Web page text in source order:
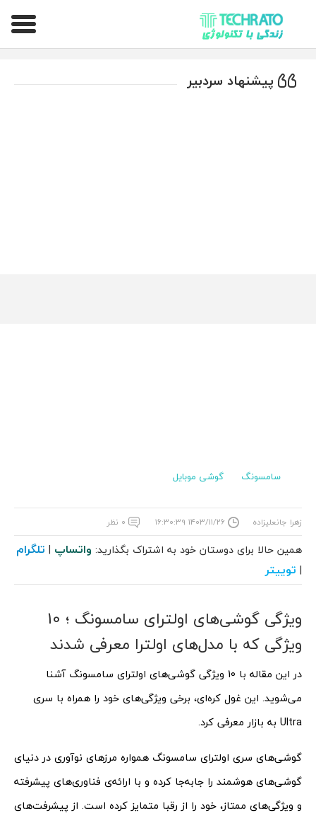
تکراتو – زندگی با تکنولوژی
پیشنهاد سردبیر
سامسونگ گوشی موبایل
زهرا جانعلیزاده ۱۴۰۳/۱۱/۲۶ ۱۶:۳۰:۳۹ ۰ نظر
همین حالا برای دوستان خود به اشتراک بگذارید: واتساپ | تلگرام
| توییتر
ویژگی گوشی‌های اولترای سامسونگ ؛ 10
ویژگی که با مدل‌های اولترا معرفی شدند
در این مقاله با 10 ویژگی گوشی‌های اولترای سامسونگ آشنا
می‌شوید. این غول کره‌ای، برخی ویژگی‌های خود را همراه با سری
Ultra به بازار معرفی کرد.
گوشی‌های سری اولترای سامسونگ همواره مرزهای نوآوری در دنیای
گوشی‌های هوشمند را جابه‌جا کرده و با ارائه‌ی فناوری‌های پیشرفته
و ویژگی‌های ممتاز، خود را از رقبا متمایز کرده است. از پیشرفت‌های